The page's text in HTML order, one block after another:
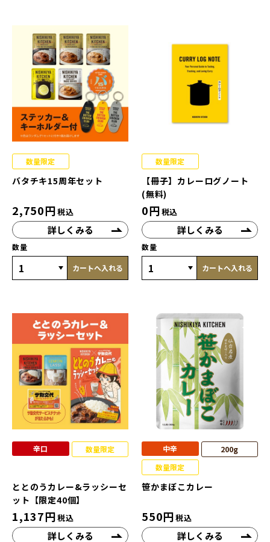
数量限定
バタチキ15周年セット
2,750円税込
詳しくみる
数量
カートへ入れる
数量限定
【冊子】カレーログノート
(無料)
0円税込
詳しくみる
数量
カートへ入れる
辛口 数量限定
ととのうカレー&ラッシーセ
ット【限定40個】
1,137円税込
詳しくみる
中辛
200g
数量限定
笹かまぼこカレー
550円税込
詳しくみる